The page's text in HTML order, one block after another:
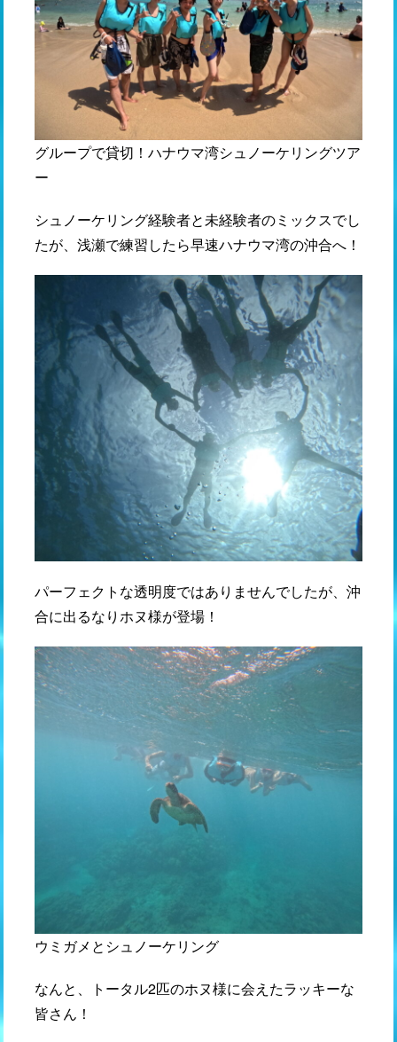
グループで貸切！ハナウマ湾シュノーケリングツア
ー
シュノーケリング経験者と未経験者のミックスでし
たが、浅瀬で練習したら早速ハナウマ湾の沖合へ！
パーフェクトな透明度ではありませんでしたが、沖
合に出るなりホヌ様が登場！
ウミガメとシュノーケリング
なんと、トータル2匹のホヌ様に会えたラッキーな
皆さん！